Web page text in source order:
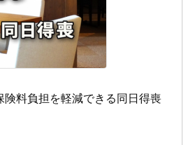
険料負担を軽減できる同日得喪